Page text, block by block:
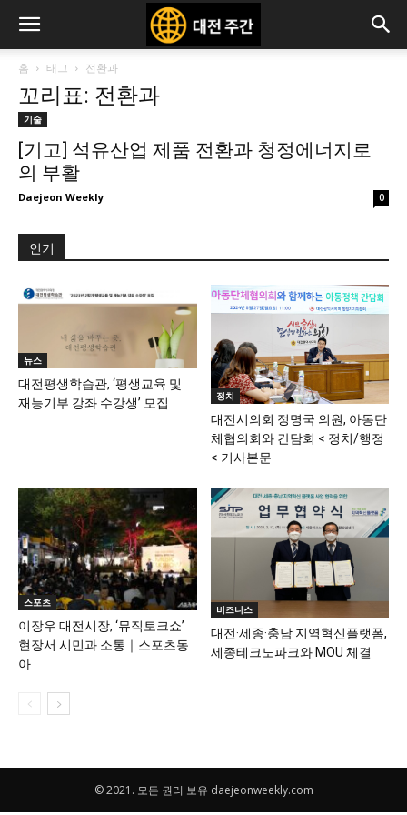
홈 태그 전환과
꼬리표: 전환과
기술
[기고] 석유산업 제품 전환과 청정에너지로
의 부활
Daejeon Weekly 0
인기
뉴스
대전평생학습관, ‘평생교육 및
재능기부 강좌 수강생’ 모집
정치
대전시의회 정명국 의원, 아동단
체협의회와 간담회 < 정치/행정
< 기사본문
스포츠
이장우 대전시장, ‘뮤직토크쇼’
현장서 시민과 소통｜스포츠동
아
비즈니스
대전·세종·충남 지역혁신플랫폼,
세종테크노파크와 MOU 체결
© 2021. 모든 권리 보유 daejeonweekly.com